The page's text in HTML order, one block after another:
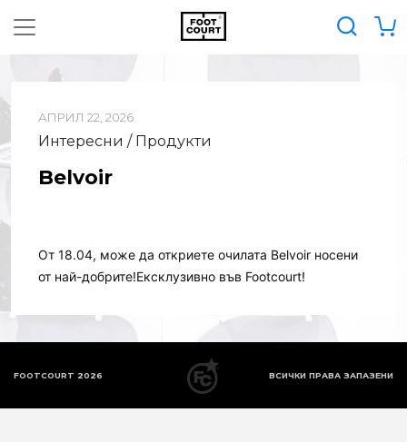
АПРИЛ 22, 2026
Интересни / Продукти
Belvoir
От 18.04, може да откриете очилата Belvoir носени
от най-добрите!Ексклузивно във Footcourt!
FOOTCOURT 2026 ВСИЧКИ ПРАВА ЗАПАЗЕНИ